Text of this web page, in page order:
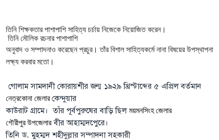
তিনি শিক্ষকতার পাশাপাশি সাহিত্য চর্চায় নিজেকে নিয়োজিত করেন।
তিনি মৌলিক রচনার পাশাপাশি
অনুবাদ ও সম্পাদনাও করেছেন প্রচুর।তাঁর বিশাল সাহিত্যকর্মে নানা বিষয়ের উপস্থাপনা
লক্ষ্য করবার মতো ।
গোলাম সামদানী কোরায়শীর জন্ম ১৯২৯ খ্রিস্টাব্দের ৫ এপ্রিল বর্তমান
নেত্রকোনা জেলার কেন্দুয়ার
কাউরাট গ্রামে। তাঁর পূর্বপুরুষের বাড়ি ছিল ময়মনসিংহ জেলার
গৌরীপুর উপজেলার বীর আহাম্মদপেুরে।
তিনি ড.মুহম্মদ শহীদুল্লার সম্পাদনা সহকারী